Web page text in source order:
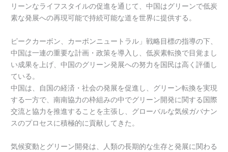
リーンなライフスタイルの促進を通じて、中国はグリーンで低炭
素な発展への再現可能で持続可能な道を世界に提供する。
ピークカーボン、カーボンニュートラル」戦略目標の指導の下、
中国は一連の重要な計画・政策を導入し、低炭素転換で目覚まし
い成果を上げ、中国のグリーン発展への努力を国民は高く評価し
ている。
中国は、自国の経済・社会の発展を促進し、グリーン転換を実現
する一方で、南南協力の枠組みの中でグリーン開発に関する国際
交流と協力を推進することを主張し、グローバルな気候ガバナン
スのプロセスに積極的に貢献してきた。
気候変動とグリーン開発は、人類の長期的な生存と発展に関わる